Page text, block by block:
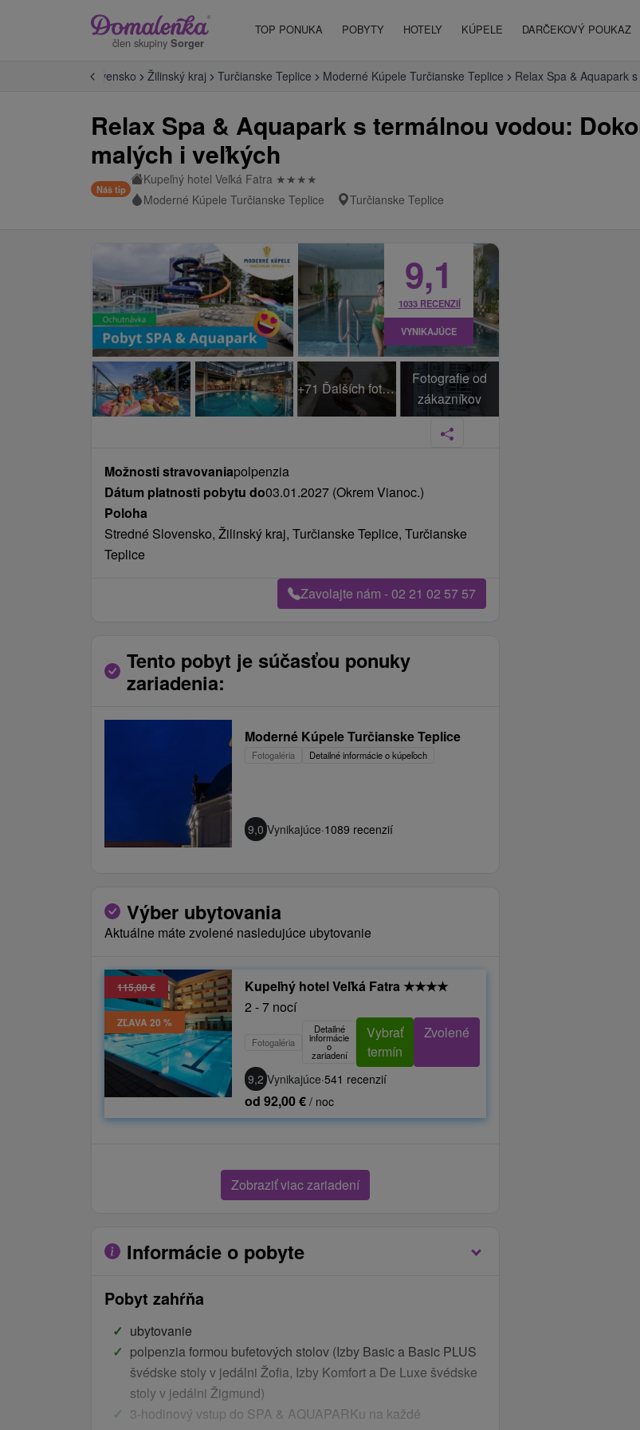
člen skupiny Sorger
TOP PONUKA POBYTY HOTELY KÚPELE DARČEKOVÝ POUKAZ
Stredné Slovensko Žilinský kraj Turčianske Teplice Moderné Kúpele Turčianske Teplice Relax Spa & Aquapark
Relax Spa & Aquapark s termálnou vodou:
malých i veľkých
Náš tip
Kupeľný hotel Veľká Fatra ★ ★ ★ ★
Moderné Kúpele Turčianske Teplice
Turčianske Teplice
+71 Ďalších fotiek
Fotografie od
zákazníkov
9,1
1033 RECENZIÍ
VYNIKAJÚCE
Možnosti stravovaniapolpenzia
Dátum platnosti pobytu do03.01.2027 (Okrem Vianoc.)
Poloha
Stredné Slovensko, Žilinský kraj, Turčianske Teplice, Turčianske
Teplice
Zavolajte nám - 02 21 02 57 57
Tento pobyt je súčasťou ponuky
zariadenia:
Moderné Kúpele Turčianske Teplice
Fotogaléria Detailné informácie o kúpeľoch
9,0 Vynikajúce·1089 recenzií
Výber ubytovania
Aktuálne máte zvolené nasledujúce ubytovanie
115,00 €
ZĽAVA 20 %
Kupeľný hotel Veľká Fatra ★★★★
2 - 7 nocí
Fotogaléria
Detailné
informácie
o
zariadení
Vybrať
termín
Zvolené
9,2 Vynikajúce·541 recenzií
od 92,00 € / noc
Zobraziť viac zariadení
Informácie o pobyte
Pobyt zahŕňa
ubytovanie
polpenzia formou bufetových stolov (Izby Basic a Basic PLUS
švédske stoly v jedálni Žofia, Izby Komfort a De Luxe švédske
stoly v jedálni Žigmund)
3-hodinový vstup do SPA & AQUAPARKu na každé